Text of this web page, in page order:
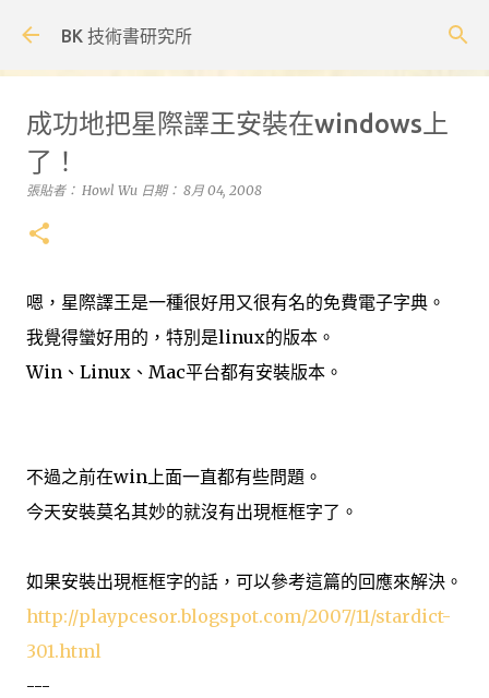
BK 技術書研究所
成功地把星際譯王安裝在windows上
了！
張貼者： Howl Wu 日期： 8月 04, 2008
嗯，星際譯王是一種很好用又很有名的免費電子字典。
我覺得蠻好用的，特別是linux的版本。
Win、Linux、Mac平台都有安裝版本。
不過之前在win上面一直都有些問題。
今天安裝莫名其妙的就沒有出現框框字了。
如果安裝出現框框字的話，可以參考這篇的回應來解決。
http://playpcesor.blogspot.com/2007/11/stardict-
301.html
---